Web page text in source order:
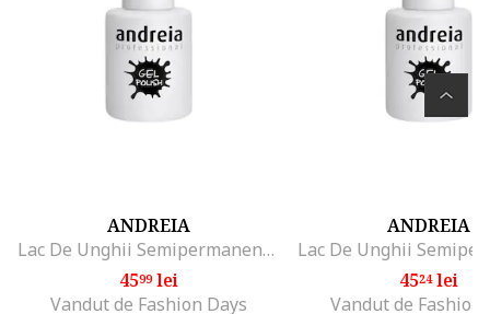
ANDREIA
Lac De Unghii Semipermanent Gel Polish, 10.5ml, 224
4599lei
Vandut de Fashion Days
ANDREIA
4524lei
Vandut de Fashion